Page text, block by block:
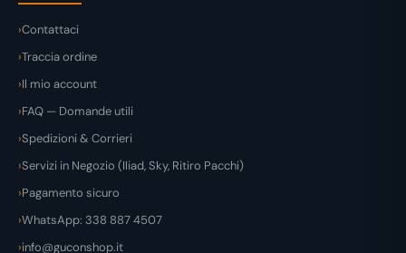
Contattaci
Traccia ordine
Il mio account
FAQ — Domande utili
Spedizioni & Corrieri
Servizi in Negozio (Iliad, Sky, Ritiro Pacchi)
Pagamento sicuro
WhatsApp: 338 887 4507
info@guconshop.it